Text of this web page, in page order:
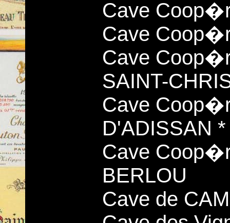
Cave
Cave
Cave
SAINT-
Cave
D'ADISSAN *
Cave
BERLOU
Cave de